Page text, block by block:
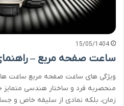
15/05/1404
ساعت صفحه مربع –
ویژگی های ساعت صفحه مربع ساعت
منحصربه فرد و ساختار هندسی متمایز
زمان، بلکه نمادی از سلیقه خاص و